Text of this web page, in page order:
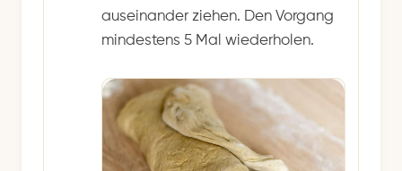
auseinander ziehen. Den Vorgang
mindestens 5 Mal wiederholen.